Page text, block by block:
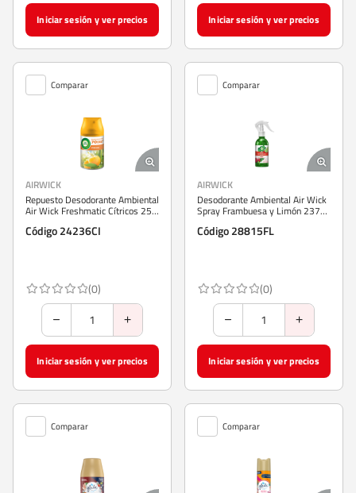
Iniciar sesión y ver precios Iniciar sesión y ver precios
Comparar
AIRWICK
Repuesto Desodorante Ambiental
Air Wick Freshmatic Cítricos 250
Código 24236CI
(0)
Iniciar sesión y ver precios
Comparar
AIRWICK
Desodorante Ambiental Air Wick
Spray Frambuesa y Limón 237
ml
Código 28815FL
(0)
Iniciar sesión y ver precios
Comparar Comparar